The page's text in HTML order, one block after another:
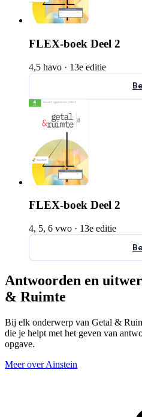
FLEX-boek Deel 2
4,5 havo · 13e editie
FLEX-boek Deel 2
4, 5, 6 vwo · 13e editie
Antwoorden en
& Ruimte
Bij elk onderwerp van Getal &
die je helpt met het geven van
opgave.
Meer over Ainstein